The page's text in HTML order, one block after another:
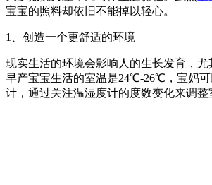
宝宝的照料却依旧不能掉以轻心。
1、创造一个更舒适的环境
现实生活的环境会影响人的生长发育，
早产宝宝生活的室温是24℃-26℃，宝妈
计，通过关注温湿度计的度数变化来调整